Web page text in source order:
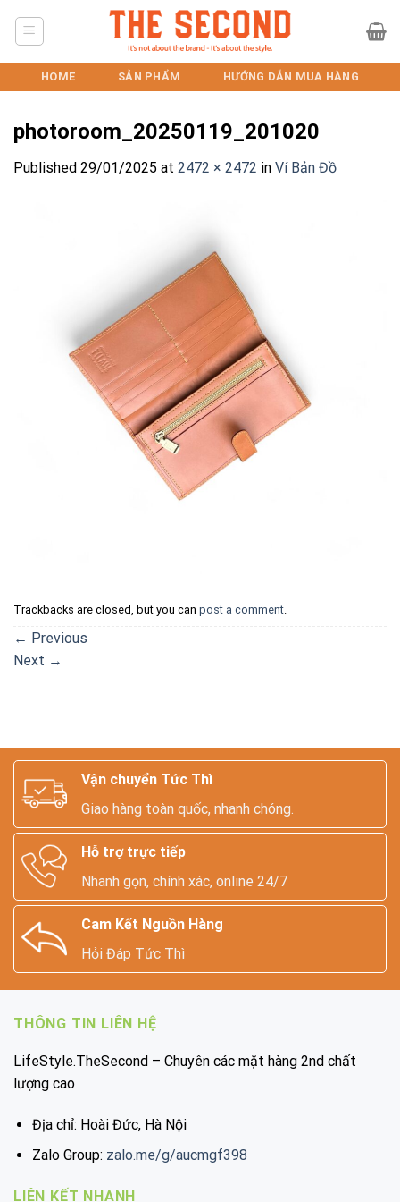
HOME SẢN PHẨM HƯỚNG DẪN MUA HÀNG
photoroom_20250119_201020
Published 29/01/2025 at 2472 × 2472 in Ví Bản Đồ
Trackbacks are closed, but you can post a comment.
← Previous
Next →
Vận chuyển Tức Thì
Giao hàng toàn quốc, nhanh chóng.
Hỗ trợ trực tiếp
Nhanh gọn, chính xác, online 24/7
Cam Kết Nguồn Hàng
Hỏi Đáp Tức Thì
THÔNG TIN LIÊN HỆ
LifeStyle.TheSecond – Chuyên các mặt hàng 2nd chất
lượng cao
Địa chỉ: Hoài Đức, Hà Nội
Zalo Group: zalo.me/g/aucmgf398
LIÊN KẾT NHANH